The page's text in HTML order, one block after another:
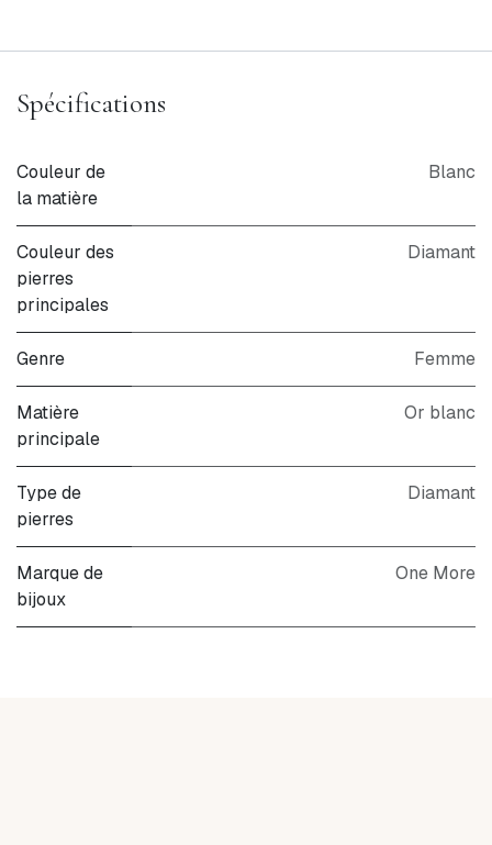
Spécifications
Couleur de
la matière
Blanc
Couleur des
pierres
principales
Diamant
Genre Femme
Matière
principale
Or blanc
Type de
pierres
Diamant
Marque de
bijoux
One More